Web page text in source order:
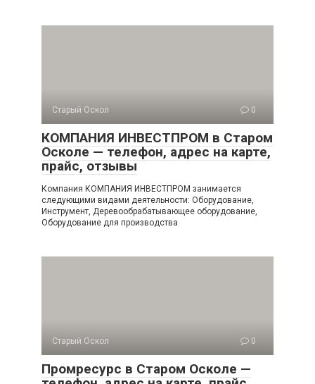
Старый Оскол 0
КОМПАНИЯ ИНВЕСТПРОМ в Старом
Осколе — телефон, адрес на карте,
прайс, отзывы
Компания КОМПАНИЯ ИНВЕСТПРОМ занимается
следующими видами деятельности: Оборудование,
Инструмент, Деревообрабатывающее оборудование,
Оборудование для производства
Старый Оскол 0
Промресурс в Старом Осколе —